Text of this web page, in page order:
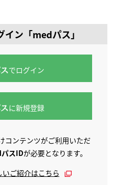
ン「medパス」
でログイン
に新規登録
コンテンツがご利用いただ
スIDが必要となります。
ご紹介はこちら